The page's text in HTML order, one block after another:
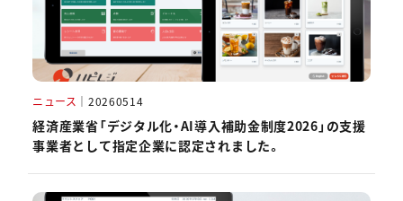
ニュース ｜ 20260514
経済産業省「デジタル化・AI導入補助金制度2026」の支援
事業者として指定企業に認定されました。